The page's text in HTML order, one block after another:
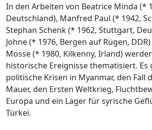
In den Arbeiten von Beatrice Minda (*
Deutschland), Manfred Paul (* 1942,
Stephan Schenk (* 1962, Stuttgart,
Johne (* 1976, Bergen auf Rügen,
Mosse (* 1980, Kilkenny, Irland)
historische Ereignisse thematisiert. Es
politische Krisen in Myanmar, den Fall
Mauer, den Ersten Weltkrieg,
Europa und ein Lager für syrische
Türkei.